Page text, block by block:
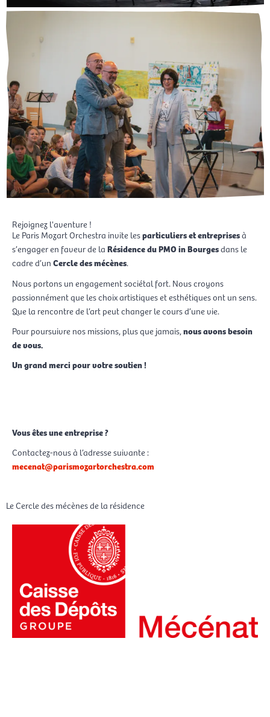
Rejoignez l'aventure !
Le Paris Mozart Orchestra invite lesparticuliers et entreprisesà
s’engager en faveur de laRésidence du PMO in Bourgesdans le
cadre d’unCercle des mécènes.
Nous portons un engagement sociétal fort. Nous croyons
passionnément que les choix artistiques et esthétiques ont un sens.
Que la rencontre de l’art peut changer le cours d’une vie.
Pour poursuivre nos missions, plus que jamais,nous avons besoin
de vous.
Un grand merci pour votre soutien !
Vous êtes une entreprise ?
Contactez-nous à l’adresse suivante :
mecenat@parismozartorchestra.com
Le Cercle des mécènes de la résidence